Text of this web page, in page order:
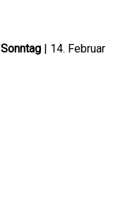
Sonntag | 14. Februar